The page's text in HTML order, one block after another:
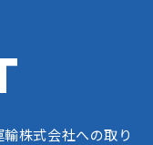
株式会社への取り